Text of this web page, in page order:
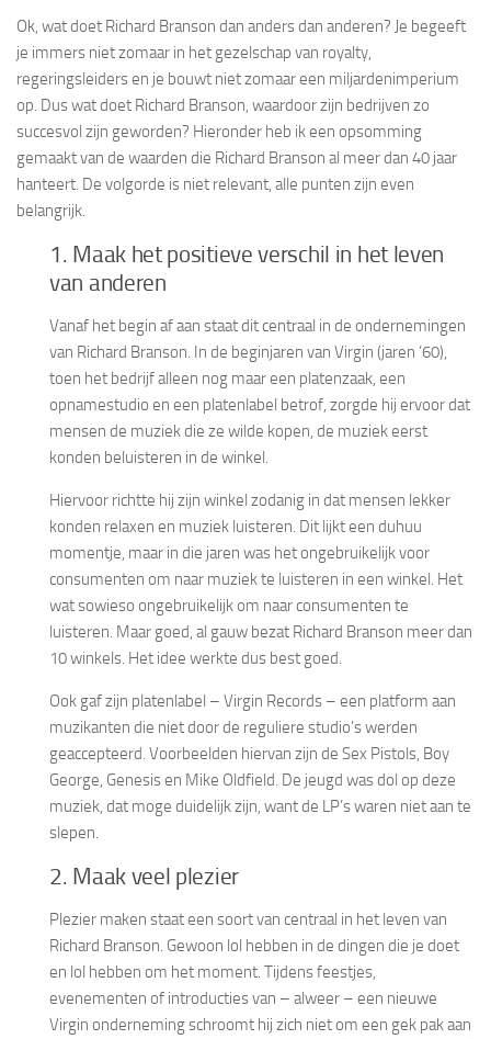
Ok, wat doet Richard Branson dan anders dan anderen? Je begeeft
je immers niet zomaar in het gezelschap van royalty,
regeringsleiders en je bouwt niet zomaar een miljardenimperium
op. Dus wat doet Richard Branson, waardoor zijn bedrijven zo
succesvol zijn geworden? Hieronder heb ik een opsomming
gemaakt van de waarden die Richard Branson al meer dan 40 jaar
hanteert. De volgorde is niet relevant, alle punten zijn even
belangrijk.
1. Maak het positieve verschil in het leven
van anderen
Vanaf het begin af aan staat dit centraal in de ondernemingen
van Richard Branson. In de beginjaren van Virgin (jaren ’60),
toen het bedrijf alleen nog maar een platenzaak, een
opnamestudio en een platenlabel betrof, zorgde hij ervoor dat
mensen de muziek die ze wilde kopen, de muziek eerst
konden beluisteren in de winkel.
Hiervoor richtte hij zijn winkel zodanig in dat mensen lekker
konden relaxen en muziek luisteren. Dit lijkt een duhuu
momentje, maar in die jaren was het ongebruikelijk voor
consumenten om naar muziek te luisteren in een winkel. Het
wat sowieso ongebruikelijk om naar consumenten te
luisteren. Maar goed, al gauw bezat Richard Branson meer dan
10 winkels. Het idee werkte dus best goed.
Ook gaf zijn platenlabel – Virgin Records – een platform aan
muzikanten die niet door de reguliere studio’s werden
geaccepteerd. Voorbeelden hiervan zijn de Sex Pistols, Boy
George, Genesis en Mike Oldfield. De jeugd was dol op deze
muziek, dat moge duidelijk zijn, want de LP’s waren niet aan te
slepen.
2. Maak veel plezier
Plezier maken staat een soort van centraal in het leven van
Richard Branson. Gewoon lol hebben in de dingen die je doet
en lol hebben om het moment. Tijdens feestjes,
evenementen of introducties van – alweer – een nieuwe
Virgin onderneming schroomt hij zich niet om een gek pak aan